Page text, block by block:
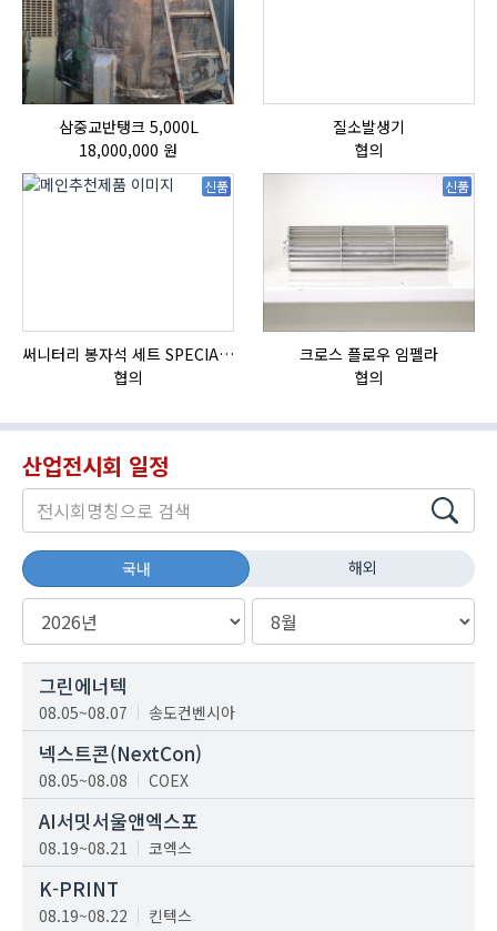
삼중교반탱크 5,000L
18,000,000 원
질소발생기
협의
신품
써니터리 봉자석 세트 SPECIAL , 봉자석 , 자석봉 , 호퍼용자석 , 전자석
협의
신품
크로스 플로우 임펠라
협의
산업전시회 일정
국내 해외
그린에너텍
08.05~08.07 송도컨벤시아
넥스트콘(NextCon)
08.05~08.08 COEX
AI서밋서울앤엑스포
08.19~08.21 코엑스
K-PRINT
08.19~08.22 킨텍스